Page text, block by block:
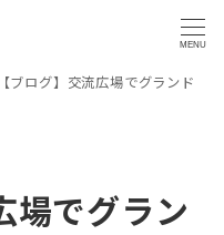
MENU
【ブログ】交流広場でグランド
場でグラン